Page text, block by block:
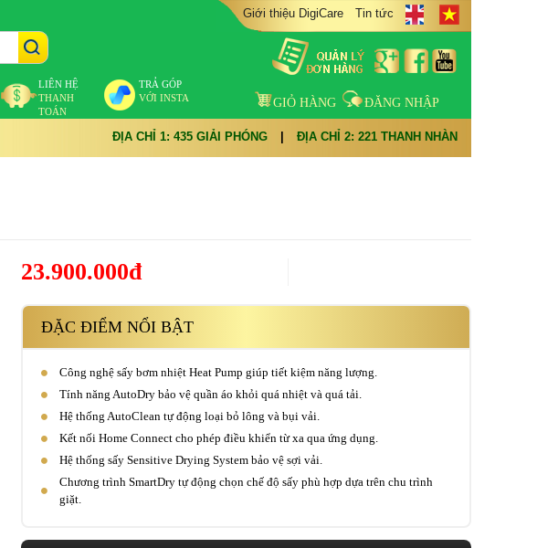
LIÊN HỆ
THANH
TOÁN
TRẢ GÓP
VỚI INSTA
Giới thiệu DigiCare Tin tức
GIỎ HÀNG ĐĂNG NHẬP
ĐỊA CHỈ 1: 435 GIẢI PHÓNG ĐỊA CHỈ 2: 221 THANH NHÀN
23.900.000đ
ĐẶC ĐIỂM NỔI BẬT
Công nghệ sấy bơm nhiệt Heat Pump giúp tiết kiệm năng lượng.
Tính năng AutoDry bảo vệ quần áo khỏi quá nhiệt và quá tải.
Hệ thống AutoClean tự động loại bỏ lông và bụi vải.
Kết nối Home Connect cho phép điều khiển từ xa qua ứng dụng.
Hệ thống sấy Sensitive Drying System bảo vệ sợi vải.
Chương trình SmartDry tự động chọn chế độ sấy phù hợp dựa trên chu trình
giặt.